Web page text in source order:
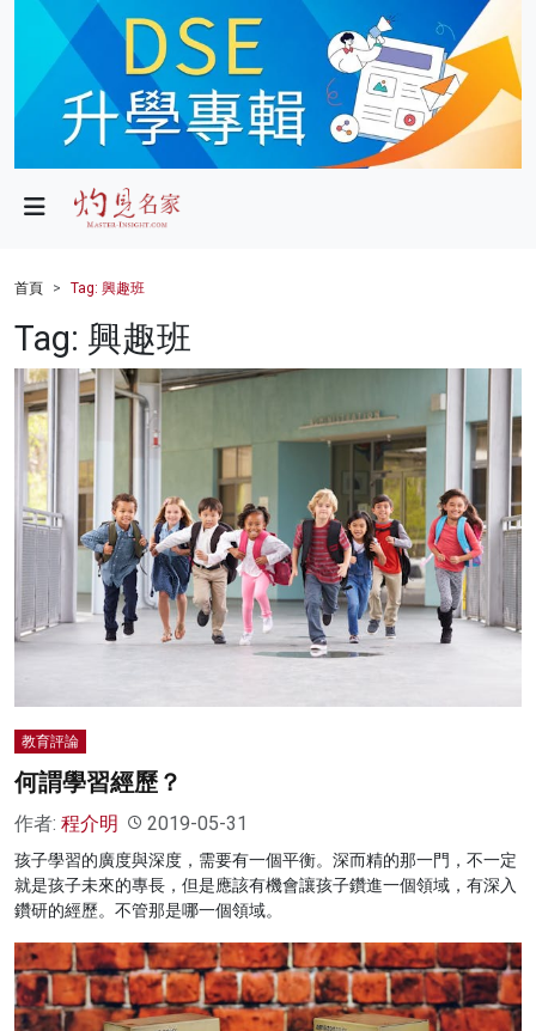
政局
財經
健康
商業
科技
影片
名家榜
灼見活動
首頁 Tag: 興趣班
Tag: 興趣班
教育評論
何謂學習經歷？
作者: 程介明 2019-05-31
孩子學習的廣度與深度，需要有一個平衡。深而精的那一門，不一定
就是孩子未來的專長，但是應該有機會讓孩子鑽進一個領域，有深入
鑽研的經歷。不管那是哪一個領域。